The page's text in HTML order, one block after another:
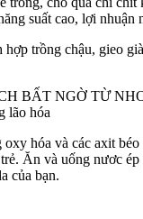
suất cao, lợi nhuận
trồng chậu, gieo
BẤT NGỜ TỪ
lão hóa
oxy hóa và các axit
Ăn và uống nươc
của bạn.